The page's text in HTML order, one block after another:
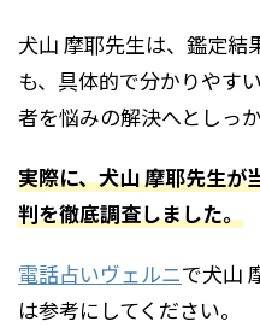
犬山 摩耶先生は、鑑定結
も、具体的で分かりやす
者を悩みの解決へとしっ
実際に、犬山 摩耶先生が
判を徹底調査しました。
電話占いヴェルニで犬山
は参考にしてください。